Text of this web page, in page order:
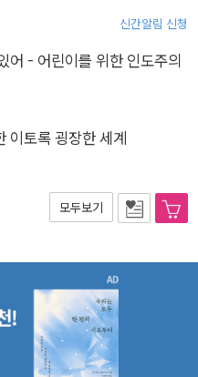
신간알림 신청
어 - 어린이를 위한 인도주의
이토록 굉장한 세계
모두보기